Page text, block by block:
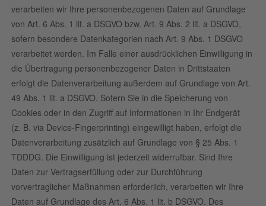
verarbeiten wir Ihre personenbezogenen Daten auf Grundlage
von Art. 6 Abs. 1 lit. a DSGVO bzw. Art. 9 Abs. 2 lit. a DSGVO,
sofern besondere Datenkategorien nach Art. 9 Abs. 1 DSGVO
verarbeitet werden. Im Falle einer ausdrücklichen Einwilligung in
die Übertragung personenbezogener Daten in Drittstaaten
erfolgt die Datenverarbeitung außerdem auf Grundlage von Art.
49 Abs. 1 lit. a DSGVO. Sofern Sie in die Speicherung von
Cookies oder in den Zugriff auf Informationen in Ihr Endgerät
(z. B. via Device-Fingerprinting) eingewilligt haben, erfolgt die
Datenverarbeitung zusätzlich auf Grundlage von § 25 Abs. 1
TDDDG. Die Einwilligung ist jederzeit widerrufbar. Sind Ihre
Daten zur Vertragserfüllung oder zur Durchführung
vorvertraglicher Maßnahmen erforderlich, verarbeiten wir Ihre
Daten auf Grundlage des Art. 6 Abs. 1 lit. b DSGVO. Des